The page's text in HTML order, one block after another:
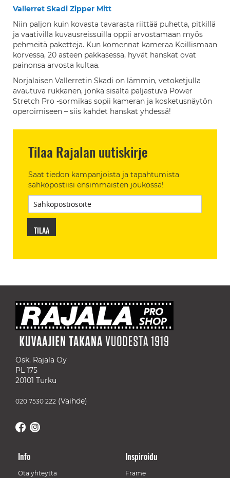
Vallerret Skadi Zipper Mitt
Niin paljon kuin kovasta tavarasta riittää puhetta, pitkillä
ja vaativilla kuvausreissuilla oppii arvostamaan myös
pehmeitä paketteja. Kun komennat kameraa Koillismaan
korvessa, 20 asteen pakkasessa, hyvät hanskat ovat
painonsa arvosta kultaa.
Norjalaisen Vallerretin Skadi on lämmin, vetoketjulla
avautuva rukkanen, jonka sisältä paljastuva Power
Stretch Pro -sormikas sopii kameran ja kosketusnäytön
operoimiseen – siis kahdet hanskat yhdessä!
Tilaa Rajalan uutiskirje
Saat tiedon kampanjoista ja tapahtumista
sähköpostiisi ensimmäisten joukossa!
TILAA
Osk. Rajala Oy
PL 175
20101 Turku
020 7530 222 (Vaihde)
Info
Ota yhteyttä
Inspiroidu
Frame